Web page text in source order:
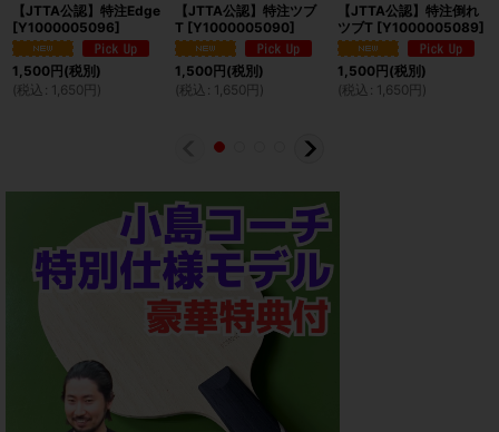
【JTTA公認】特注Edge
[Y1000005096]
1,500 円 (税別)
(税込 : 1,650 円 )
【JTTA公認】特注ツブ
T [Y1000005090]
1,500 円 (税別)
(税込 : 1,650 円 )
【JTTA公認】特注倒れ
ツブT [Y1000005089]
1,500 円 (税別)
(税込 : 1,650 円 )